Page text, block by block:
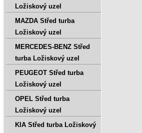
Ložiskový uzel
MAZDA Střed turba
Ložiskový uzel
MERCEDES-BENZ Střed
turba Ložiskový uzel
PEUGEOT Střed turba
Ložiskový uzel
OPEL Střed turba
Ložiskový uzel
KIA Střed turba Ložiskový